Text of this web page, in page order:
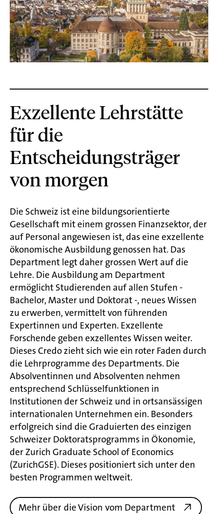
Exzellente Lehrstätte
für die
Entscheidungsträger
von morgen
Die Schweiz ist eine bildungsorientierte
Gesellschaft mit einem grossen Finanzsektor, der
auf Personal angewiesen ist, das eine exzellente
ökonomische Ausbildung genossen hat. Das
Department legt daher grossen Wert auf die
Lehre. Die Ausbildung am Department
ermöglicht Studierenden auf allen Stufen -
Bachelor, Master und Doktorat -, neues Wissen
zu erwerben, vermittelt von führenden
Expertinnen und Experten. Exzellente
Forschende geben exzellentes Wissen weiter.
Dieses Credo zieht sich wie ein roter Faden durch
die Lehrprogramme des Departments. Die
Absolventinnen und Absolventen nehmen
entsprechend Schlüsselfunktionen in
Institutionen der Schweiz und in ortsansässigen
internationalen Unternehmen ein. Besonders
erfolgreich sind die Graduierten des einzigen
Schweizer Doktoratsprogramms in Ökonomie,
der Zurich Graduate School of Economics
(ZurichGSE). Dieses positioniert sich unter den
besten Programmen weltweit.
Mehr über die Vision vom Department